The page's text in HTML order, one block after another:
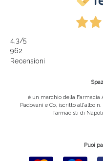
4,3/5
962
Recensioni
è un marchio della Farmacia
Padovani e Co, iscritto all'albo
farmacisti di
Puoi